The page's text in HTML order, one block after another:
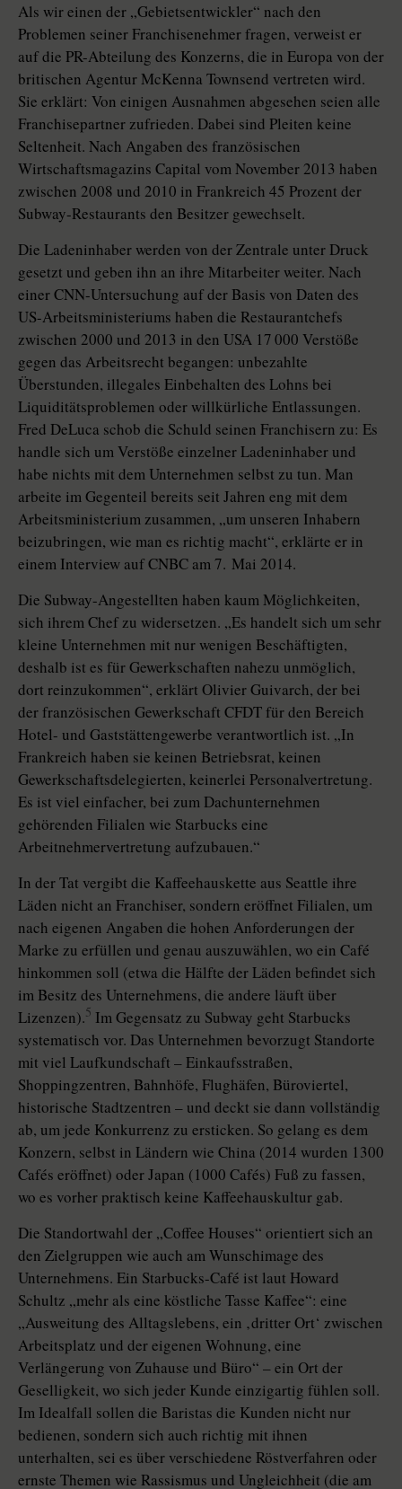
Als wir einen der „Gebietsentwickler“ nach den
Problemen seiner Franchisenehmer fragen, verweist er
auf die PR-Abteilung des Konzerns, die in Europa von der
britischen Agentur McKenna Townsend vertreten wird.
Sie erklärt: Von einigen Ausnahmen abgesehen seien alle
Franchisepartner zufrieden. Dabei sind Pleiten keine
Seltenheit. Nach Angaben des französischen
Wirtschaftsmagazins Capital vom November 2013 haben
zwischen 2008 und 2010 in Frankreich 45 Prozent der
Subway-Restaurants den Besitzer gewechselt.
Die Ladeninhaber werden von der Zentrale unter Druck
gesetzt und geben ihn an ihre Mitarbeiter weiter. Nach
einer CNN-Untersuchung auf der Basis von Daten des
US-Arbeitsministeriums haben die Restaurantchefs
zwischen 2000 und 2013 in den USA 17 000 Verstöße
gegen das Arbeitsrecht begangen: unbezahlte
Überstunden, illegales Einbehalten des Lohns bei
Liquiditätsproblemen oder willkürliche Entlassungen.
Fred DeLuca schob die Schuld seinen Franchisern zu: Es
handle sich um Verstöße einzelner Ladeninhaber und
habe nichts mit dem Unternehmen selbst zu tun. Man
arbeite im Gegenteil bereits seit Jahren eng mit dem
Arbeitsministerium zusammen, „um unseren Inhabern
beizubringen, wie man es richtig macht“, erklärte er in
einem Interview auf CNBC am 7. Mai 2014.
Die Subway-Angestellten haben kaum Möglichkeiten,
sich ihrem Chef zu widersetzen. „Es handelt sich um sehr
kleine Unternehmen mit nur wenigen Beschäftigten,
deshalb ist es für Gewerkschaften nahezu unmöglich,
dort reinzukommen“, erklärt Olivier Guivarch, der bei
der französischen Gewerkschaft CFDT für den Bereich
Hotel- und Gaststättengewerbe verantwortlich ist. „In
Frankreich haben sie keinen Betriebsrat, keinen
Gewerkschaftsdelegierten, keinerlei Personalvertretung.
Es ist viel einfacher, bei zum Dachunternehmen
gehörenden Filialen wie Starbucks eine
Arbeitnehmervertretung aufzubauen.“
In der Tat vergibt die Kaffeehauskette aus Seattle ihre
Läden nicht an Franchiser, sondern eröffnet Filialen, um
nach eigenen Angaben die hohen Anforderungen der
Marke zu erfüllen und genau auszuwählen, wo ein Café
hinkommen soll (etwa die Hälfte der Läden befindet sich
im Besitz des Unternehmens, die andere läuft über
Lizenzen).5 Im Gegensatz zu Subway geht Starbucks
systematisch vor. Das Unternehmen bevorzugt Standorte
mit viel Laufkundschaft – Einkaufsstraßen,
Shoppingzentren, Bahnhöfe, Flughäfen, Büroviertel,
historische Stadtzentren – und deckt sie dann vollständig
ab, um jede Konkurrenz zu ersticken. So gelang es dem
Konzern, selbst in Ländern wie China (2014 wurden 1300
Cafés eröffnet) oder Japan (1000 Cafés) Fuß zu fassen,
wo es vorher praktisch keine Kaffeehauskultur gab.
Die Standortwahl der „Coffee Houses“ orientiert sich an
den Zielgruppen wie auch am Wunschimage des
Unternehmens. Ein Starbucks-Café ist laut Howard
Schultz „mehr als eine köstliche Tasse Kaffee“: eine
„Ausweitung des Alltagslebens, ein ‚dritter Ort‘ zwischen
Arbeitsplatz und der eigenen Wohnung, eine
Verlängerung von Zuhause und Büro“ – ein Ort der
Geselligkeit, wo sich jeder Kunde einzigartig fühlen soll.
Im Idealfall sollen die Baristas die Kunden nicht nur
bedienen, sondern sich auch richtig mit ihnen
unterhalten, sei es über verschiedene Röstverfahren oder
ernste Themen wie Rassismus und Ungleichheit (die am